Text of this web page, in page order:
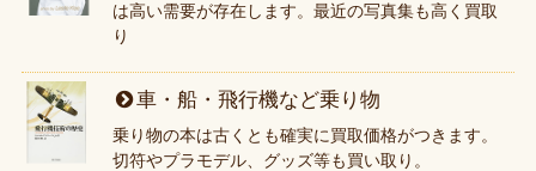
は高い需要が存在します。最近の写真集も高く買取
り
車・船・飛行機など乗り物
乗り物の本は古くとも確実に買取価格がつきます。
切符やプラモデル、グッズ等も買い取り。